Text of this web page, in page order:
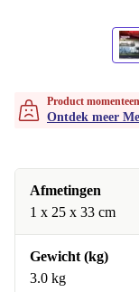
Product
Ontdek meer
Afmetingen
1 x 25 x 33 cm
Gewicht (kg)
3.0 kg